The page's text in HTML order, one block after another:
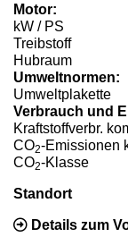
Motor:
kW / PS
Treibstoff
Hubraum
Umweltnormen:
Umweltplakette
Verbrauch und
Kraftstoffverbr.
CO2-Emissionen
CO2-Klasse
Standort
Details zum